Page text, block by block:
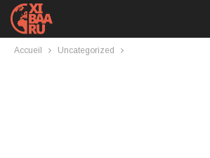
Accueil Uncategorized